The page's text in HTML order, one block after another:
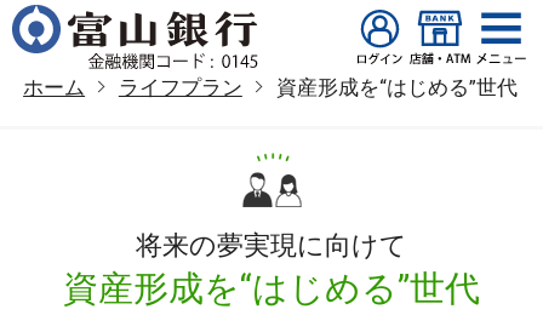
ホーム ライフプラン 資産形成を“はじめる”世代
将来の夢実現に向けて
資産形成を“はじめる”世代